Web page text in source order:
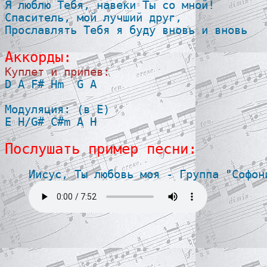
Я люблю Тебя, навеки Ты со мной!
Спаситель, мой лучший друг,
Прославлять Тебя я буду вновь и вновь
Аккорды:
Куплет и припев:
D A F# Hm  G A
Модуляция: (в E)
E H/G# C#m A H
Послушать пример песни:
Иисус, Ты любовь моя - Группа